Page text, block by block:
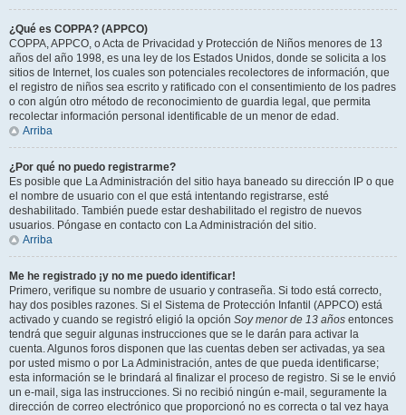
¿Qué es COPPA? (APPCO)
COPPA, APPCO, o Acta de Privacidad y Protección de Niños menores de 13
años del año 1998, es una ley de los Estados Unidos, donde se solicita a los
sitios de Internet, los cuales son potenciales recolectores de información, que
el registro de niños sea escrito y ratificado con el consentimiento de los padres
o con algún otro método de reconocimiento de guardia legal, que permita
recolectar información personal identificable de un menor de edad.
Arriba
¿Por qué no puedo registrarme?
Es posible que La Administración del sitio haya baneado su dirección IP o que
el nombre de usuario con el que está intentando registrarse, esté
deshabilitado. También puede estar deshabilitado el registro de nuevos
usuarios. Póngase en contacto con La Administración del sitio.
Arriba
Me he registrado ¡y no me puedo identificar!
Primero, verifique su nombre de usuario y contraseña. Si todo está correcto,
hay dos posibles razones. Si el Sistema de Protección Infantil (APPCO) está
activado y cuando se registró eligió la opción Soy menor de 13 años entonces
tendrá que seguir algunas instrucciones que se le darán para activar la
cuenta. Algunos foros disponen que las cuentas deben ser activadas, ya sea
por usted mismo o por La Administración, antes de que pueda identificarse;
esta información se le brindará al finalizar el proceso de registro. Si se le envió
un e-mail, siga las instrucciones. Si no recibió ningún e-mail, seguramente la
dirección de correo electrónico que proporcionó no es correcta o tal vez haya